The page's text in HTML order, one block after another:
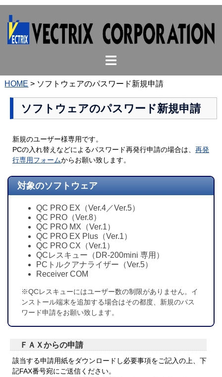
ス
ト
ル
ニ
ュ
HOME > ソフトウェアのパスワード新規申請
ソフトウェアのパスワード新規申請
新規のユーザー様専用です。
PCの入れ替えなどによるパスワード再発行申請の場合は、 再発
行専用フォームからお願い致します。
対象のソフトウェア
QC PRO EX（Ver.4／Ver.5）
QC PRO（Ver.8）
QC PRO MX（Ver.1）
QC PRO EX Plus（Ver.1）
QC PRO CX（Ver.1）
QCレスキュー（DR-200mini 専用）
PCトルクアナライザー（Ver.5）
Receiver COM
※QCレスキューにはユーザー数の制限がありません。イ
ンストール端末を追加する場合はその都度、新規のパス
ワード申請をお願い致します。
ＦＡＸからの申請
該当する申請用紙をダウンロードし必要事項をご記入の上、下
記FAX番号宛にご送信ください。